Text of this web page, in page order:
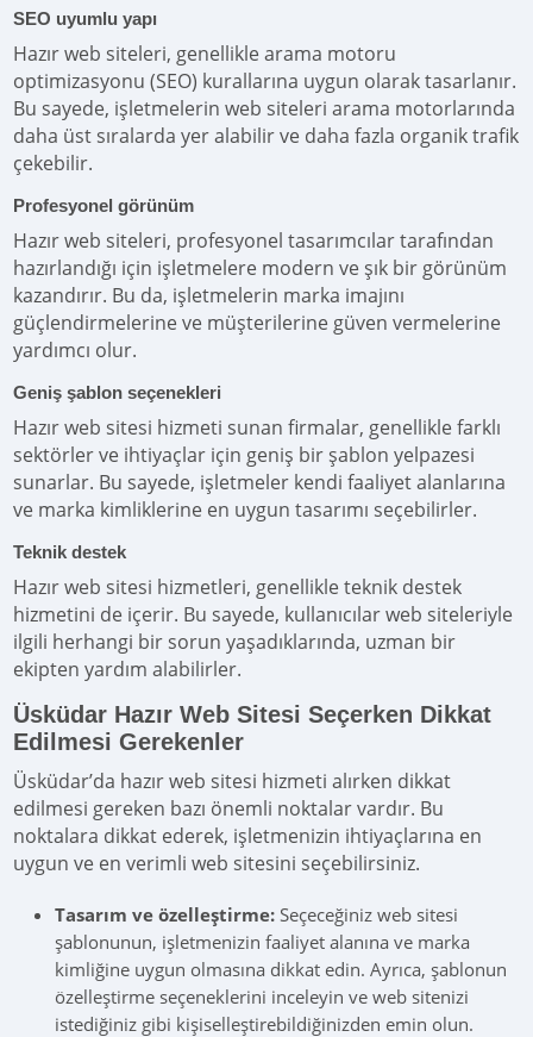
SEO uyumlu yapı
Hazır web siteleri, genellikle arama motoru
optimizasyonu (SEO) kurallarına uygun olarak tasarlanır.
Bu sayede, işletmelerin web siteleri arama motorlarında
daha üst sıralarda yer alabilir ve daha fazla organik trafik
çekebilir.
Profesyonel görünüm
Hazır web siteleri, profesyonel tasarımcılar tarafından
hazırlandığı için işletmelere modern ve şık bir görünüm
kazandırır. Bu da, işletmelerin marka imajını
güçlendirmelerine ve müşterilerine güven vermelerine
yardımcı olur.
Geniş şablon seçenekleri
Hazır web sitesi hizmeti sunan firmalar, genellikle farklı
sektörler ve ihtiyaçlar için geniş bir şablon yelpazesi
sunarlar. Bu sayede, işletmeler kendi faaliyet alanlarına
ve marka kimliklerine en uygun tasarımı seçebilirler.
Teknik destek
Hazır web sitesi hizmetleri, genellikle teknik destek
hizmetini de içerir. Bu sayede, kullanıcılar web siteleriyle
ilgili herhangi bir sorun yaşadıklarında, uzman bir
ekipten yardım alabilirler.
Üsküdar Hazır Web Sitesi Seçerken Dikkat
Edilmesi Gerekenler
Üsküdar’da hazır web sitesi hizmeti alırken dikkat
edilmesi gereken bazı önemli noktalar vardır. Bu
noktalara dikkat ederek, işletmenizin ihtiyaçlarına en
uygun ve en verimli web sitesini seçebilirsiniz.
Tasarım ve özelleştirme: Seçeceğiniz web sitesi
şablonunun, işletmenizin faaliyet alanına ve marka
kimliğine uygun olmasına dikkat edin. Ayrıca, şablonun
özelleştirme seçeneklerini inceleyin ve web sitenizi
istediğiniz gibi kişiselleştirebildiğinizden emin olun.